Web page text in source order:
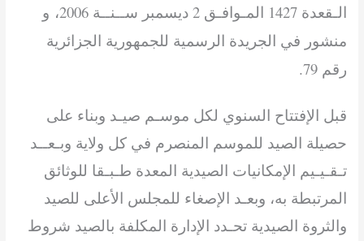
الـقعدة 1427 المـوافـق 2 ديسمبر ســنــة 2006
، و
منشور في الجريدة الرسمية للجمهورية الجزائرية
رقم 79.
قبل الإفتتاح السنوي لكل موسـم صيـد وبناء على
حصيلة الصيد للموسم المنصرم في كل ولاية وبـعــد
تـقـيـيم الإمكانيات الصيدية المعدة طـبـقا للوثائق
المرتبطة به، وبعـد الإصغاء للمجلس الأعلى للصيد
والثروة الصيدية تحـدد الإدارة المكلفة بالصيد شروط